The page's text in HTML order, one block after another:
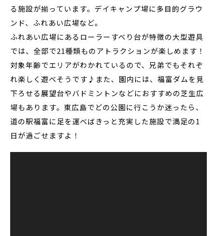
る施設が揃っています。デイキャンプ場に多目的グラウ
ンド、ふれあい広場など。
ふれあい広場にあるローラーすべり台が特徴の大型遊具
では、全部で21種類ものアトラクションが楽しめます！
対象年齢でエリアがわかれているので、兄弟でもそれぞ
れ楽しく遊べそうです♪また、園内には、福富ダムを見
下ろせる展望台やバドミントンなどにおすすめの芝生広
場もあります。東広島でどの公園に行こうか迷ったら、
道の駅福富に足を運べばきっと充実した施設で満足の1
日が過ごせますよ！